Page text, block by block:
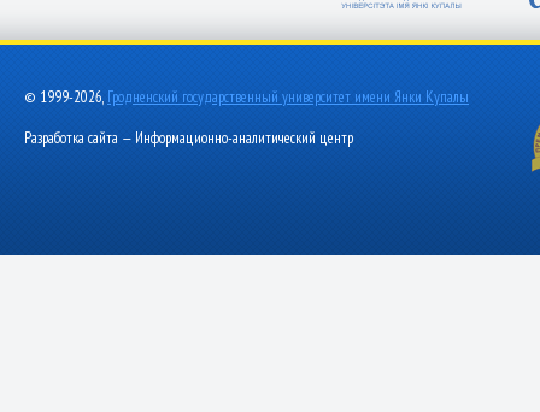
© 1999-2026, Гродненский государственный университет имени Янки Купалы
Разработка сайта — Информационно-аналитический центр